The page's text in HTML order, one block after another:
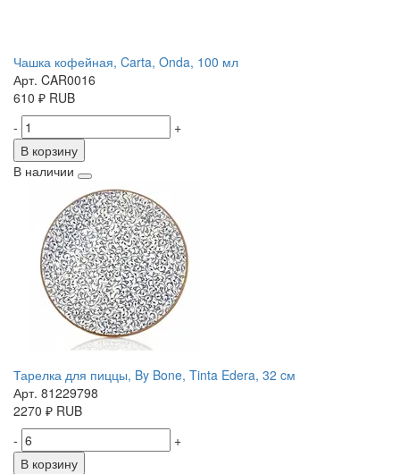
Чашка кофейная, Carta, Onda, 100 мл
Арт. CAR0016
610 ₽ RUB
-
+
В корзину
В наличии
Тарелка для пиццы, By Bone, Tinta Edera, 32 cм
Арт. 81229798
2270 ₽ RUB
-
+
В корзину